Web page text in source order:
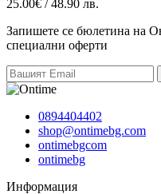
25.00€ / 48.90 лв.
Запишете се бюлетина на
специални оферти
0894404402
shop@ontimebg.com
ontimebgcom
ontimebg
Информация